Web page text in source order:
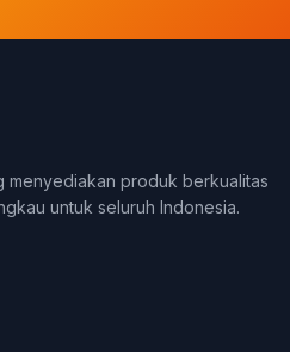
produk berkualitas
untuk seluruh Indonesia.